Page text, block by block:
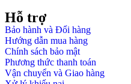
Hỗ trợ
Bảo hành và Đổi hàng
Hướng dẫn mua hàng
Chính sách bảo mật
Phương thức thanh toán
Vận chuyển và Giao hàng